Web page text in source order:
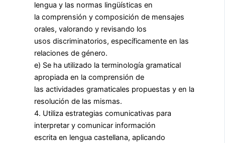
lengua y las normas lingüísticas en
la comprensión y composición de mensajes
orales, valorando y revisando los
usos discriminatorios, específicamente en las
relaciones de género.
e) Se ha utilizado la terminología gramatical
apropiada en la comprensión de
las actividades gramaticales propuestas y en la
resolución de las mismas.
4. Utiliza estrategias comunicativas para
interpretar y comunicar información
escrita en lengua castellana, aplicando